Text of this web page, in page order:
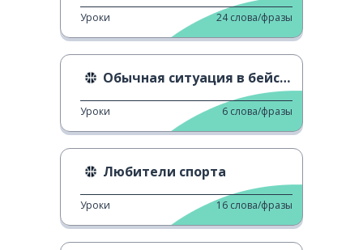
Уроки 24 слова/фразы
Обычная ситуация в бейсболе
Уроки 6 слова/фразы
Любители спорта
Уроки 16 слова/фразы